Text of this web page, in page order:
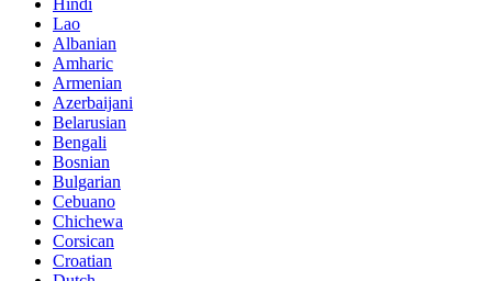
Lao
Albanian
Amharic
Armenian
Azerbaijani
Belarusian
Bengali
Bosnian
Bulgarian
Cebuano
Chichewa
Corsican
Croatian